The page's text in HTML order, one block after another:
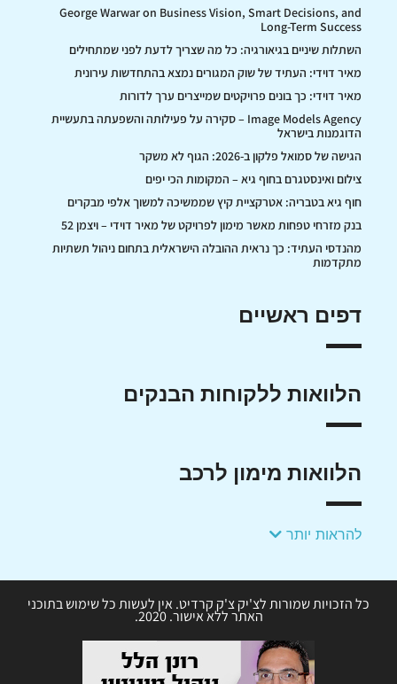
George Warwar on Business Vision, Smart Decisions, and
Long-Term Success
השתלות שיניים בגיאורגיה: כל מה שצריך לדעת לפני שמתחילים
מאיר דוידי: העתיד של שוק המגורים נמצא בהתחדשות עירונית
מאיר דוידי: כך בונים פרויקטים שמייצרים ערך לדורות
Image Models Agency – סקירה על פעילותה והשפעתה בתעשיית
הדוגמנות בישראל
הגישה של סמואל פלקון ב-2026: הגוף לא משקר
צילום ואינסטגרם בחוף גיא – המקומות הכי יפים
חוף גיא בטבריה: אטרקציית קיץ שממשיכה למשוך אלפי מבקרים
בנק מזרחי טפחות מאשר מימון לפרויקט של מאיר דוידי – ויצמן 52
מהנדסי העתיד: כך נראית ההובלה הישראלית בתחום ניהול תשתיות
מתקדמות
דפים ראשיים
הלוואות ללקוחות הבנקים
הלוואות מימון לרכב
להראות יותר
כל הזכויות שמורות לצ'יק צ'ק קרדיט. אין לעשות כל שימוש בתוכני
האתר ללא אישור. 2020.